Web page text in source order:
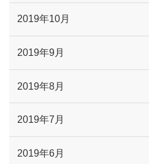
2019年10月
2019年9月
2019年8月
2019年7月
2019年6月